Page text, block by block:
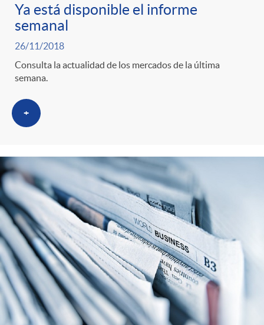
Ya está disponible el informe
semanal
26/11/2018
Consulta la actualidad de los mercados de la última
semana.
+